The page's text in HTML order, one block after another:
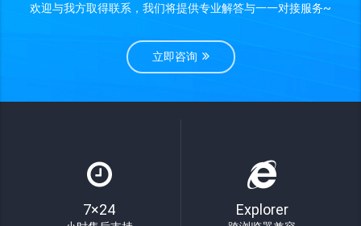
欢迎与我方取得联系，我们将提供专业解答与一一对接服务~
立即咨询
7×24 Explorer